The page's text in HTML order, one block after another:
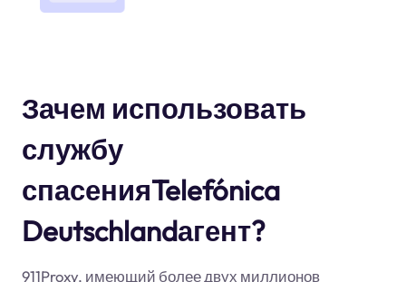
Зачем использовать
службу
спасенияTelefónica
Deutschlandагент?
911Proxy, имеющий более двух миллионов